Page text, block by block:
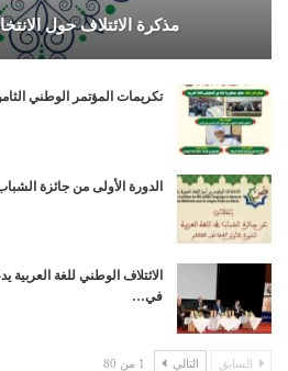
مذكرة الائتلاف حول
تكريمات المؤتمر الوطني
الدورة الأولى من جائزة
الائتلاف الوطني للغة العربية
في…
السابق التالي 1 من 80